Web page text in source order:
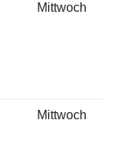
Mittwoch
Mittwoch